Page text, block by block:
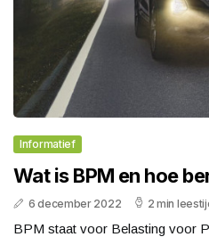
Informatief
Wat is BPM en hoe
6 december 2022 2 min
BPM staat voor Belasting voor